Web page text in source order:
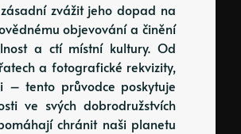
zvážit jeho dopad na
objevování a činění
a ctí místní kultury. Od
a fotografické rekvizity,
– tento průvodce poskytuje
ve svých dobrodružstvích
chránit naši planetu